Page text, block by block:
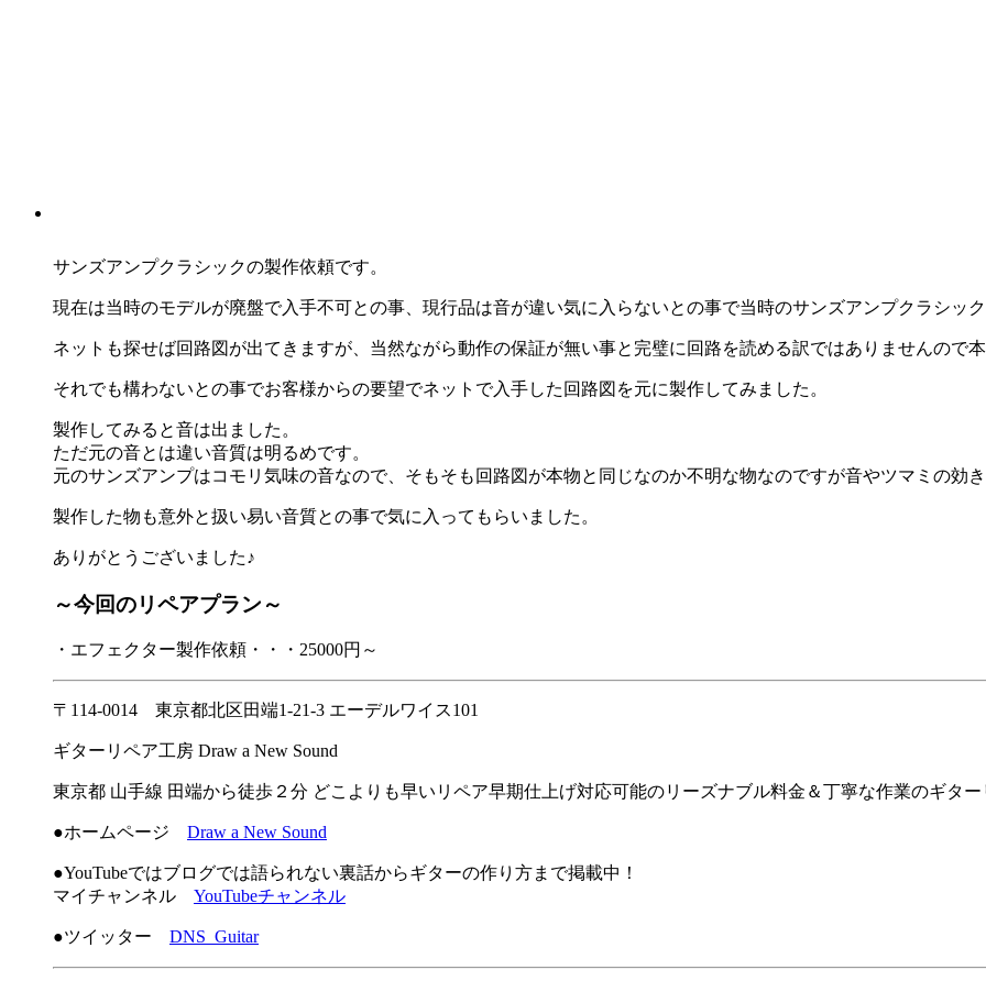
サンズアンプクラシックの製作依頼です。
現在は当時のモデルが廃盤で入手不可との事、現行品は音が違い気に入らないとの事で当時のサンズアンプクラシッ
ネットも探せば回路図が出てきますが、当然ながら動作の保証が無い事と完璧に回路を読める訳ではありませんので
それでも構わないとの事でお客様からの要望でネットで入手した回路図を元に製作してみました。
製作してみると音は出ました。
ただ元の音とは違い音質は明るめです。
元のサンズアンプはコモリ気味の音なので、そもそも回路図が本物と同じなのか不明な物なのですが音やツマミの効き
製作した物も意外と扱い易い音質との事で気に入ってもらいました。
ありがとうございました♪
～今回のリペアプラン～
・エフェクター製作依頼・・・25000円～
〒114-0014 東京都北区田端1-21-3 エーデルワイス101
ギターリペア工房 Draw a New Sound
東京都 山手線 田端から徒歩２分 どこよりも早いリペア早期仕上げ対応可能のリーズナブル料金＆丁寧な作業のギタ
●ホームページ Draw a New Sound
●YouTubeではブログでは語られない裏話からギターの作り方まで掲載中！
マイチャンネル YouTubeチャンネル
●ツイッター DNS_Guitar